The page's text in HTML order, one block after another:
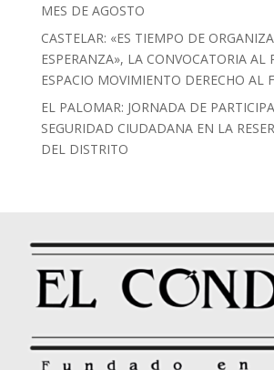
MES DE AGOSTO
CASTELAR: «ES TIEMPO DE
ESPERANZA», LA CONVOCATORIA AL
ESPACIO MOVIMIENTO DERECHO AL
EL PALOMAR: JORNADA DE
SEGURIDAD CIUDADANA EN LA
DEL DISTRITO